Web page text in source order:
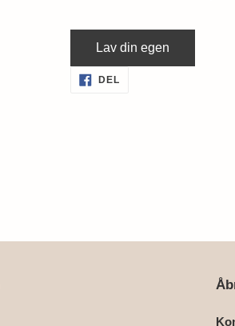
Lav din egen
LæggerDEL
PÅ